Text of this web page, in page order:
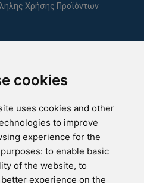
cookies
uses cookies and other
to improve
experience for the
to enable basic
of the website, to
experience on the
Χρήσης Προϊόντων
INDEX
σας. Κάντε το τεστ εδώ!